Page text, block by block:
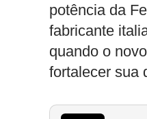
potência da
fabricante
quando o
fortalecer sua